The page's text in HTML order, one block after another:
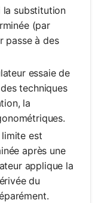
la substitution
(par
passe à des
essaie de
techniques
la
limite est
après une
applique la
du